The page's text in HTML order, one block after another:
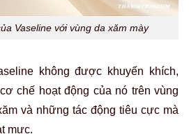
Vaseline với vùng da xăm mày
không được khuyến khích,
chế hoạt động của nó trên vùng
và những tác động tiêu cực mà
mực.